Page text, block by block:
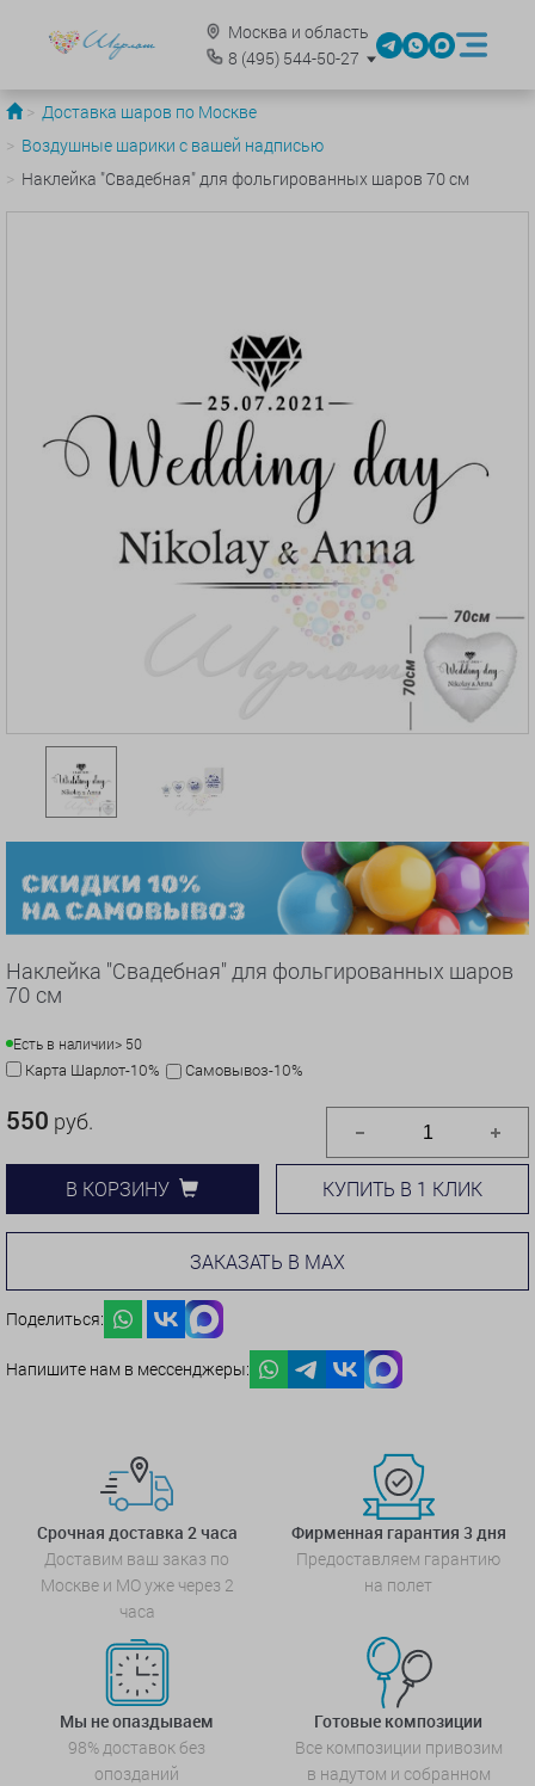
Москва и область
8 (495)544-50-27
Доставка шаров по Москве
Воздушные шарики с вашей надписью
Наклейка "Свадебная" для фольгированных шаров 70 см
Наклейка "Свадебная" для фольгированных шаров
70 см
Есть в наличии> 50
Карта Шарлот-10% Самовывоз-10%
550 руб.
В КОРЗИНУ КУПИТЬ В 1 КЛИК
ЗАКАЗАТЬ В MAX
Поделиться:
Напишите нам в мессенджеры:
Срочная доставка 2 часа
Доставим ваш заказ по
Москве и МО уже через 2
часа
Фирменная гарантия 3 дня
Предоставляем гарантию
на полет
Мы не опаздываем
98% доставок без
опозданий
Готовые композиции
Все композиции привозим
в надутом и собранном